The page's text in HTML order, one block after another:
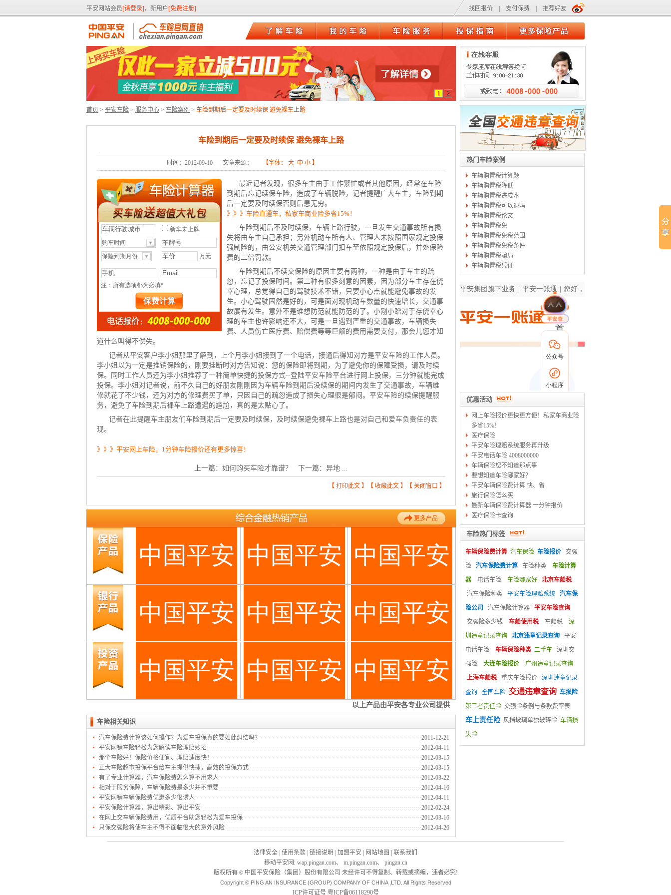
平安网站会员[请登录] ，新用户 [免费注册] 找回报价 支付保费 推荐好友
热门车险案例
车辆购置税计算题
车辆购置税降低
车辆购置税进成本
车辆购置税可以退吗
车辆购置税论文
车辆购置税免
车辆购置税免税范围
车辆购置税免税条件
车辆购置税骗局
车辆购置税凭证
优惠活动
网上车险报价更快更方便！私家车商业险
多省15%！
医疗保险
平安车险理赔系统服务再升级
平安电话车险 4008000000
车辆保险您不知道那点事
要想知道车险哪家好？
平安车辆保险费计算 快、省
旅行保险怎么买
最新车辆保险费计算器 一分钟报价
医疗保险卡查询
车险热门标签
车辆保险费计算 汽车保险 车险报价
交强
险
汽车保险费计算 车险种类
车险计算
器
电话车险 车险哪家好
北京车船税
汽车保险种类
平安车险理赔系统
汽车保
险公司
汽车保险计算器
平安车险查询
交强险多少钱
车船使用税 车船税
深
圳违章记录查询
北京违章记录查询
平安
电话车险
车辆保险种类 二手车
深圳交
强险
大连车险报价
广州违章记录查询
上海车船税
重庆车险报价 深圳违章记录
查询 全国车险 交通违章查询 车损险
第三者责任险 交强险条例与条款费率表
车上责任险 风挡玻璃单独破碎险 车辆损
失险
1 2
首页 > 平安车险 > 服务中心 > 车险案例 > 车险到期后一定要及时续保 避免裸车上路
车险到期后一定要及时续保 避免裸车上路
时间：2012-09-10 文章来源： 【字体： 大 中 小 】
最近记者发现，很多车主由于工作繁忙或者其他原因，经常在车险
到期后忘记续保车险，造成了车辆脱险，记者提醒广大车主，车险到期
后一定要及时续保否则后患无穷。
》》》车险直通车，私家车商业险多省15%！
车险到期后不及时续保，车辆上路行驶，一旦发生交通事故所有损
失将由车主自己承担；另外机动车所有人、管理人未按照国家规定投保
强制险的，由公安机关交通管理部门扣车至依照规定投保后，并处保险
费的二倍罚款。
车险到期后不续交保险的原因主要有两种，一种是由于车主的疏
忽，忘记了投保时间。第二种有很多刻意的因素，因为部分车主存在侥
幸心理，总觉得自己的驾驶技术不错，只要小心点就能避免事故的发
生。小心驾驶固然是好的，可是面对现机动车数量的快速增长，交通事
故屡有发生。意外不是谁想防范就能防范的了。小剐小蹭对于存侥幸心
理的车主也许影响还不大，可是一旦遇到严重的交通事故，车辆损失
费、人员伤亡医疗费、赔偿费等等巨额的费用需要支付，那会儿您才知
道什么叫得不偿失。
记者从平安客户李小姐那里了解到，上个月李小姐接到了一个电话，接通后得知对方是平安车险的工作人员。
李小姐以为一定是推销保险的，刚要挂断时对方告知说：您的保险即将到期，为了避免你的保障受损，请及时续
保。同时工作人员还为李小姐推荐了一种简单快捷的投保方式--登陆平安车险平台进行网上投保，三分钟就能完成
投保。李小姐对记者说，前不久自己的好朋友刚刚因为车辆车险到期后没续保的期间内发生了交通事故，车辆维
修就花了不少钱，还为对方的修理费买了单，只因自己的疏忽造成了损失心理很是郁闷。平安车险的续保提醒服
务，避免了车险到期后裸车上路遭遇的尴尬，真的是太贴心了。
记者在此提醒车主朋友们 车险到期后一定要及时续保，及时续保避免裸车上路也是对自己和爱车负责任的表
现。
》》》平安网上车险，1分钟车险报价还有更多惊喜！
上一篇： 如何购买车险才靠谱？ 下一篇： 异地 ...
【 打印此文 】【 收藏此文 】【 关闭窗口 】
车险相关知识
汽车保险费计算该如何操作？为爱车投保真的要如此纠结吗？
2011-12-21
平安网销车险轻松为您解读车险理赔妙招
2012-04-11
那个车险好！保险价格便宜、理赔速度快！
2012-03-15
正大车险超市投保平台给车主提供快捷，高效的投保方式
2012-03-15
有了专业计算器，汽车保险费怎么算不用求人
2012-03-22
相对于服务保障，车辆保险费是多少并不重要
2012-04-16
平安网销车辆保险费优惠多少很诱人
2012-04-11
平安保险计算器，算出精彩、算出平安
2012-02-24
在网上交车辆保险费用，优质平台助您轻松为爱车投保
2012-03-16
只保交强险将使车主不得不面临很大的意外风险
2012-04-26
法律安全 使用条款 链接说明 加盟平安 网站地图
联系我们
移动平安网 : wap.pingan.com、 m.pingan.com、 pingan.cn
版权所有 ©中国平安保险（集团）股份有限公司 未经许可不得复制、转载或摘编，违者必究!
Copyright © PING AN INSURANCE (GROUP) COMPANY OF CHINA ,LTD. All Rights Reserved
ICP许可证号 粤ICP备06118290号